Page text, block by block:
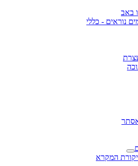
באב
נוראים - כללי
המקרא